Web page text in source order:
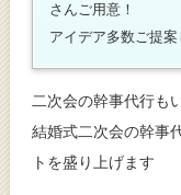
さんご用意！
アイデア多数ご提案
二次会の幹事代行も
結婚式二次会の幹事
トを盛り上げます